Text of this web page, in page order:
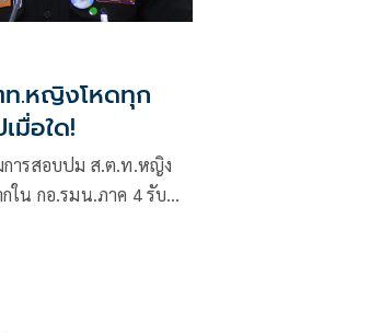
.หญิงโหดทุก
มื่อใด!
การสอบปม ส.ต.ท.หญิง
ใน กอ.รมน.ภาค 4 รับ